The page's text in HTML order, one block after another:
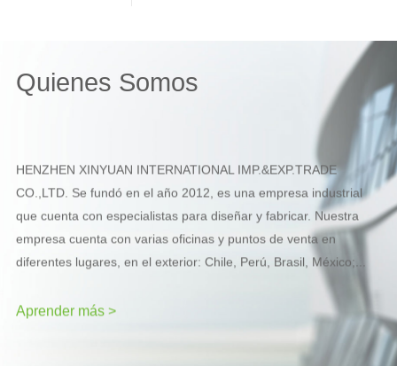
Quienes Somos
HENZHEN XINYUAN INTERNATIONAL IMP.&EXP.TRADE
CO.,LTD. Se fundó en el año 2012, es una empresa industrial
que cuenta con especialistas para diseñar y fabricar. Nuestra
empresa cuenta con varias oficinas y puntos de venta en
diferentes lugares, en el exterior: Chile, Perú, Brasil, México;
Aprender más >